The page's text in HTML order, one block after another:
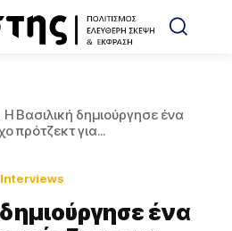
Η Βασιλική δημιούργησε ένα
πρότζεκτ για...
Interviews
ένα